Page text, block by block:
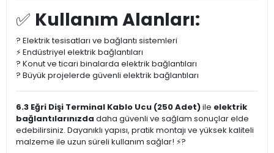
✅ Kullanım Alanları:
? Elektrik tesisatları ve bağlantı sistemleri
⚡ Endüstriyel elektrik bağlantıları
? Konut ve ticari binalarda elektrik bağlantıları
? Büyük projelerde güvenli elektrik bağlantıları
6.3 Eğri Dişi Terminal Kablo Ucu (250 Adet)ile elektrik
bağlantılarınızda daha güvenli ve sağlam sonuçlar elde
edebilirsiniz. Dayanıklı yapısı, pratik montajı ve yüksek kaliteli
malzeme ile uzun süreli kullanım sağlar! ⚡?